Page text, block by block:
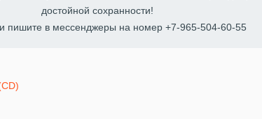
достойной сохранности!
пишите в мессенджеры на номер +7-965-504-60-55